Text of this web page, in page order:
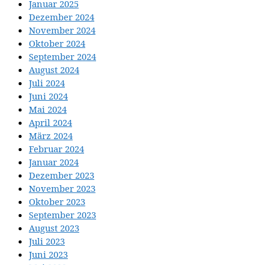
Januar 2025
Dezember 2024
November 2024
Oktober 2024
September 2024
August 2024
Juli 2024
Juni 2024
Mai 2024
April 2024
März 2024
Februar 2024
Januar 2024
Dezember 2023
November 2023
Oktober 2023
September 2023
August 2023
Juli 2023
Juni 2023